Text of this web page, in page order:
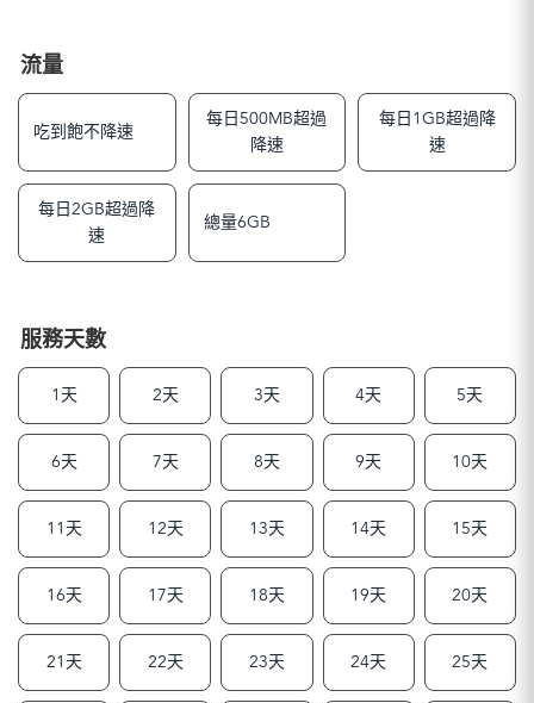
流量
吃到飽不降速
每日500MB超過
降速
每日1GB超過降
速
每日2GB超過降
速
總量6GB
服務天數
1天 2天 3天 4天 5天
6天 7天 8天 9天 10天
11天 12天 13天 14天 15天
16天 17天 18天 19天 20天
21天 22天 23天 24天 25天